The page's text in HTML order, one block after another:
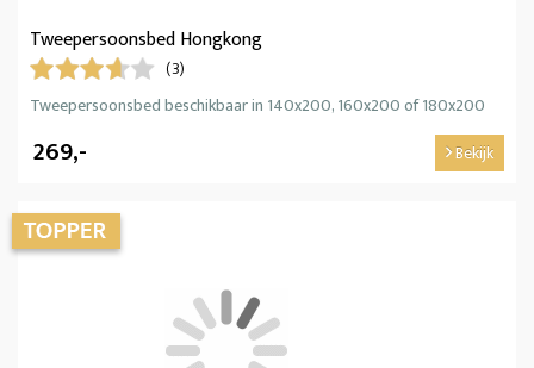
Tweepersoonsbed Hongkong
(3)
Tweepersoonsbed beschikbaar in 140x200, 160x200 of 180x200
269,- Bekijk